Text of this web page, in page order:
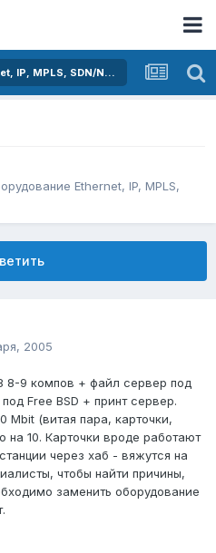
Активное оборудование Ethernet, IP, MPLS, SDN/NFV...
Ethernet, IP, MPLS,
2005
8-9 компов + файл сервер под
Free BSD + принт сервер.
Mbit (витая пара, карточки,
на 10. Карточки вроде работают
через хаб - вяжутся на
чтобы найти причины,
заменить оборудование